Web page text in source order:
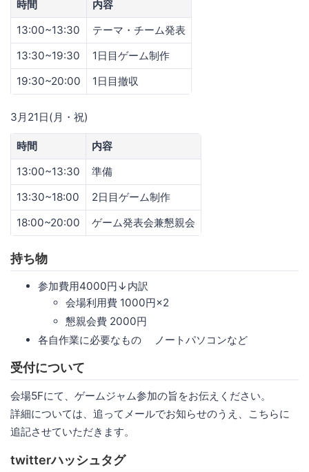
時間
内容
13:00~13:30
テーマ・チーム発表
13:30~19:30
1日目ゲーム制作
19:30~20:00
1日目撤収
3月21日(月・祝)
時間
内容
13:00~13:30
準備
13:30~18:00
2日目ゲーム制作
18:00~20:00
ゲーム発表会兼懇親会
持ち物
参加費用4000円↓内訳
会場利用費 1000円×2
懇親会費 2000円
各自作業に必要なもの ノートパソコンなど
受付について
会場5Fにて、ゲームジャム参加の旨をお伝えください。
詳細については、追ってメールでお知らせのうえ、こちらに
追記させていただきます。
twitterハッシュタグ